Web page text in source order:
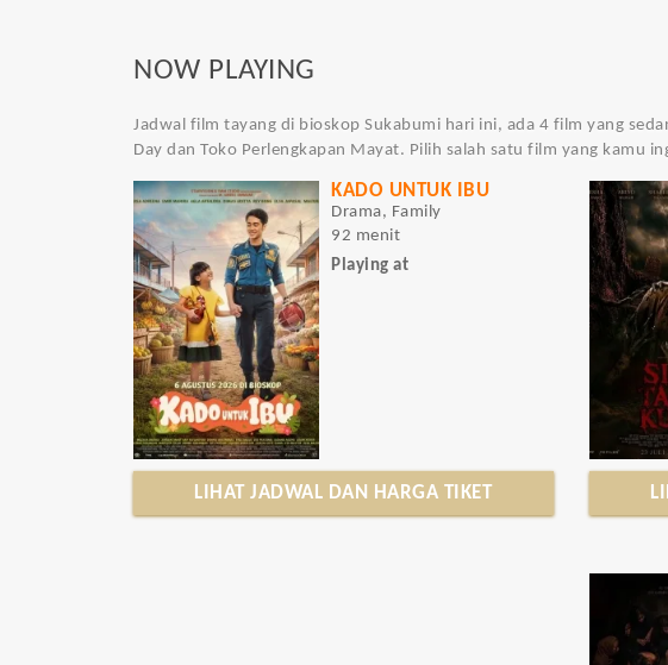
NOW PLAYING
Jadwal film tayang di bioskop Sukabumi hari ini, ada 4 film yang
Day dan Toko Perlengkapan Mayat. Pilih salah satu film yang kamu
KADO UNTUK IBU
Drama, Family
92 menit
Playing at
LIHAT JADWAL DAN HARGA TIKET